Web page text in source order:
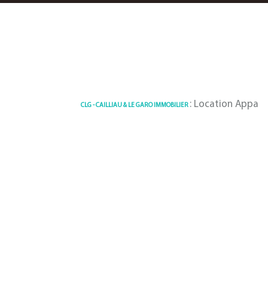
CLG - CAILLIAU & LE GARO IMMOBILIER: Location Appartement